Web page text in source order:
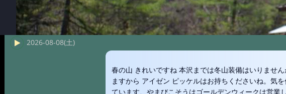
2026-08-08(土)
春の山 きれいですね 本沢までは冬山装備はいりませ
ますから アイゼン ピッケルはお持ちくださいね。気
ています、やまびこそうはゴールデンウィークは営業